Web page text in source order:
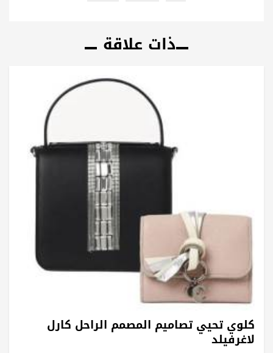
ذات علاقة
كلوي تحيي تصاميم المصمم الراحل كارل
لاغرفيلد